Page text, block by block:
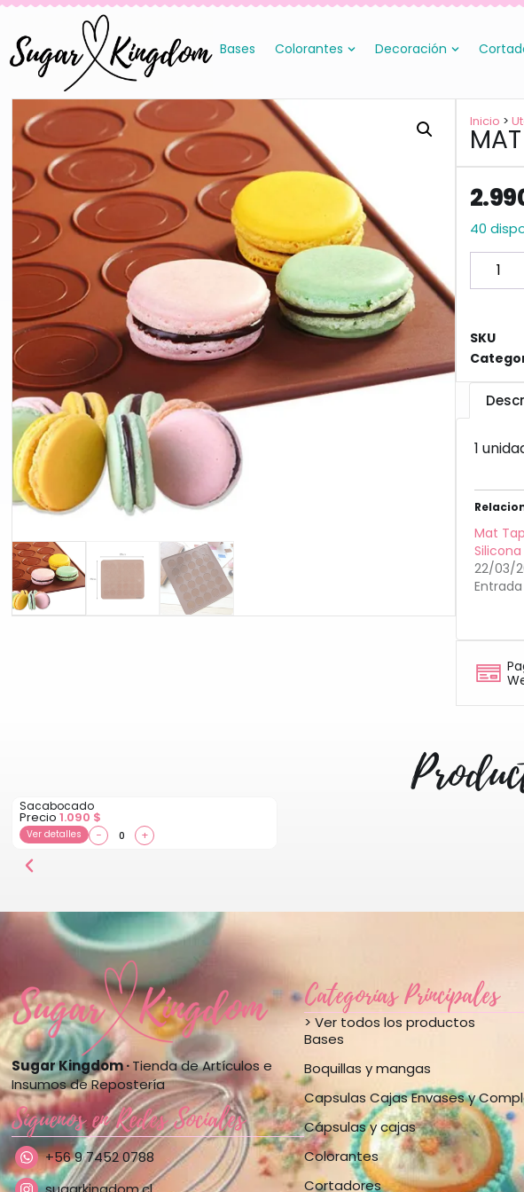
Bases Colorantes Decoración
Inicio >
40
SKU
1
Mat
22/03/
Sacabocado
Precio1.090 $
Ver detalles − +
Sugar Kingdom ·Tienda de Artículos e
Insumos de Repostería
Síguenos en Redes Sociales
+56 9 7452 0788
Categorías Principales
> Ver todos los productos
Bases
Boquillas y mangas
Capsulas Cajas Envases y
Cápsulas y cajas
Colorantes
Cortadores